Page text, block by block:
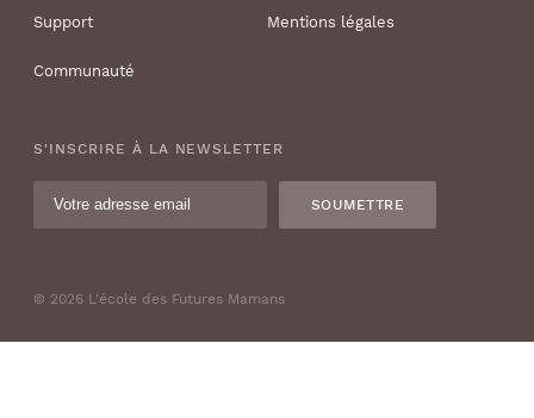
© 2026 L'école des Futures Mamans
Support
Communauté
Mentions légales
S'INSCRIRE À LA NEWSLETTER
SOUMETTRE